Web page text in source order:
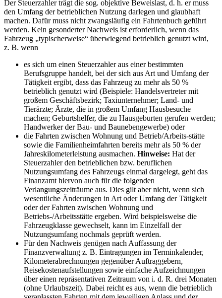
Der Steuerzahler trägt die sog. objektive Beweislast, d. h. er muss
den Umfang der betrieblichen Nutzung darlegen und glaubhaft
machen. Dafür muss nicht zwangsläufig ein Fahrtenbuch geführt
werden. Kein gesonderter Nachweis ist erforderlich, wenn das
Fahrzeug „typischerweise“ überwiegend betrieblich genutzt wird,
z. B. wenn
es sich um einen Steuerzahler aus einer bestimmten
Berufsgruppe handelt, bei der sich aus Art und Umfang der
Tätigkeit ergibt, dass das Fahrzeug zu mehr als 50 %
betrieblich genutzt wird (Beispiele: Handelsvertreter mit
großem Geschäftsbezirk; Taxiunternehmer; Land- und
Tierärzte; Ärzte, die in großem Umfang Hausbesuche
machen; Geburtshelfer, die zu Hausgeburten gerufen werden;
Handwerker der Bau- und Baunebengewerbe) oder
die Fahrten zwischen Wohnung und Betrieb/Arbeits-stätte
sowie die Familienheimfahrten bereits mehr als 50 % der
Jahreskilometerleistung ausmachen. Hinweise: Hat der
Steuerzahler den betrieblichen bzw. beruflichen
Nutzungsumfang des Fahrzeugs einmal dargelegt, geht das
Finanzamt hiervon auch für die folgenden
Verlangungszeiträume aus. Dies gilt aber nicht, wenn sich
wesentliche Änderungen in Art oder Umfang der Tätigkeit
oder der Fahrten zwischen Wohnung und
Betriebs-/Arbeitsstätte ergeben. Wird beispielsweise die
Fahrzeugklasse gewechselt, kann im Einzelfall der
Nutzungsumfang nochmals geprüft werden.
Für den Nachweis genügen nach Auffassung der
Finanzverwaltung z. B. Eintragungen im Terminkalender,
Kilometerabrechnungen gegenüber Auftraggebern,
Reisekostenaufstellungen sowie einfache Aufzeichnungen
über einen repräsentativen Zeitraum von i. d. R. drei Monaten
(ohne Urlaubszeit). Dabei reicht es aus, wenn die betrieblich